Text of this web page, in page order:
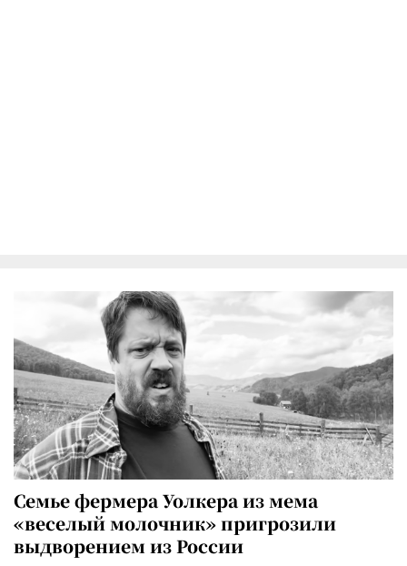
Семье фермера Уолкера из мема
«веселый молочник» пригрозили
выдворением из России